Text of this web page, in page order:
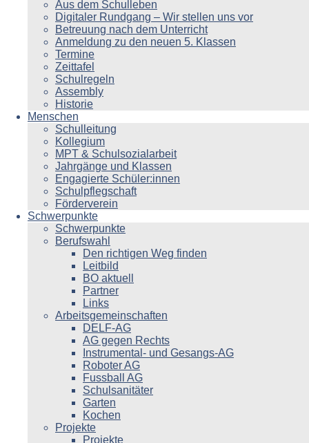
Aus dem Schulleben
Digitaler Rundgang – Wir stellen uns vor
Betreuung nach dem Unterricht
Anmeldung zu den neuen 5. Klassen
Termine
Zeittafel
Schulregeln
Assembly
Historie
Menschen
Schulleitung
Kollegium
MPT & Schulsozialarbeit
Jahrgänge und Klassen
Engagierte Schüler:innen
Schulpflegschaft
Förderverein
Schwerpunkte
Schwerpunkte
Berufswahl
Den richtigen Weg finden
Leitbild
BO aktuell
Partner
Links
Arbeitsgemeinschaften
DELF-AG
AG gegen Rechts
Instrumental- und Gesangs-AG
Roboter AG
Fussball AG
Schulsanitäter
Garten
Kochen
Projekte
Projekte